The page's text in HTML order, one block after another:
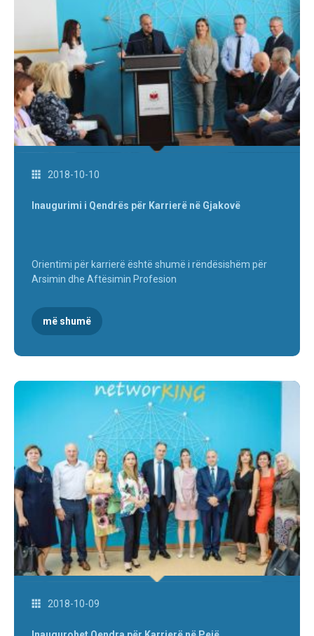
2018-10-10
Inaugurimi i Qendrës për Karrierë në Gjakovë
Orientimi për karrierë është shumë i rëndësishëm për
Arsimin dhe Aftësimin Profesion
më shumë
2018-10-09